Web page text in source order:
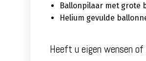
Ballonpilaar met grote
Helium gevulde
Heeft u eigen wensen of